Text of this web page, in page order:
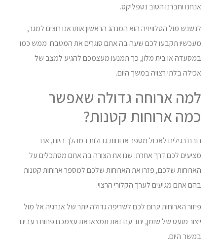
אנחנו וחברנו הטוב נטפליקס.
לנשנש מול הטלוויזיה הוא המנהג הראשון אותו אנו רוצים למגר,
מעכשיו תקבעו לכם שעה בה אתם סוגרים את המטבח. ממש כמו
במסעדה או בית מלון, כך תמנעו מעצמכם להגיע למצב של
אכילה בלתי רצויה במשך היום.
למה ארוחה גדולה שאפשר
כמה ארוחות קטנות?
רובנו רגילים לאכול מספר ארוחות גדולות במהלך היום, אנו
מציעים לכם דרך אחרת. שנו את הצורה בה אתם מסתכלים על
הארוחות שלכם, פזרו את הארוחות שלכם למספר ארוחות קטנות
בהם אתם מגיעים לערך הקלורי הרצוי.
פיזור הארוחות יגרום לכם לשריפה גדולה יותר של אנרגיה אל מול
ייצור מועט של שומן, יחד עם זאת תמצאו את עצמכם פחות רעבים
במשך היום.